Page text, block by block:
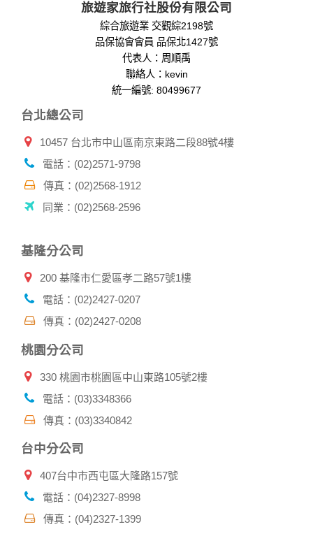
除非取得您的同意或其他法令之特別規定，本網站絕不會將您
的個人資料揭露予第三人或使用於蒐集目的以外之其他用途。
在您於本網站註冊帳號、使用本網站相關產品、服務、活動或
贈獎時，本網站會收集您的個人識別資料，本網站也可以從商
業夥伴處取得個人資料。
當客戶在本網站註冊時，我們會取得您的姓名、電話、住址、
當您註冊成功，並登入使用我們的服務後，我們即取得您的資
號、電子郵件、出生日期、性別、行業等相關資料，當您註冊
成功，並登入使用我們的服務後，本網站即取得您的資料。
其他除了上述，會保留您在上網瀏覽或查詢時，伺服器自行產
生的相關記錄，包括您使用連線設備的 IP 位址、使用時間、使
的瀏覽器予以標示，歸納使用者瀏覽器在本網站內部所瀏覽的
商，或與連結本網站，也可能蒐集您個人的資料。對於您主動
保護政策，其資料處理措施不適用本網站隱私權保護政策，本
公司不負任何連帶責任。
或電子郵件給您。本公司除了在該資料或電子郵件上註明是由
收這些資料或電子郵件的方法及說明。
資料使用:
本公司不會向任何人出售或出借您的個人識別資料。
資料：
違反本公司旗下網站的會員條款或產品、服務的特定使用指
2.為了保護使用者個人隱私，我們無法為您查詢其他使用者的
帳號資料。若您有相關法律上問題需查閱他人資料時，請務必
有相關資料，以協助調查及破案！
旅遊家旅行社股份有限公司
綜合旅遊業 交觀綜2198號
品保協會會員 品保北1427號
代表人：周順禹
聯絡人：kevin
統一編號: 80499677
台北總公司
10457 台北市中山區南京東路二段88號4樓
電話：(02)2571-9798
傳真：(02)2568-1912
同業：(02)2568-2596
基隆分公司
200 基隆市仁愛區孝二路57號1樓
電話：(02)2427-0207
傳真：(02)2427-0208
桃園分公司
330 桃園市桃園區中山東路105號2樓
電話：(03)3348366
傳真：(03)3340842
台中分公司
407台中市西屯區大隆路157號
電話：(04)2327-8998
傳真：(04)2327-1399